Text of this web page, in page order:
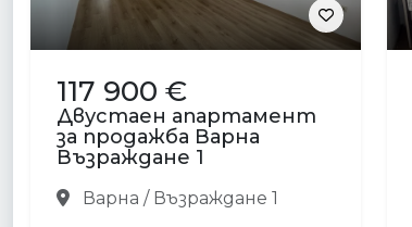
117 900 €
Двустаен апартамент
за продажба Варна
Възраждане 1
Варна / Възраждане 1